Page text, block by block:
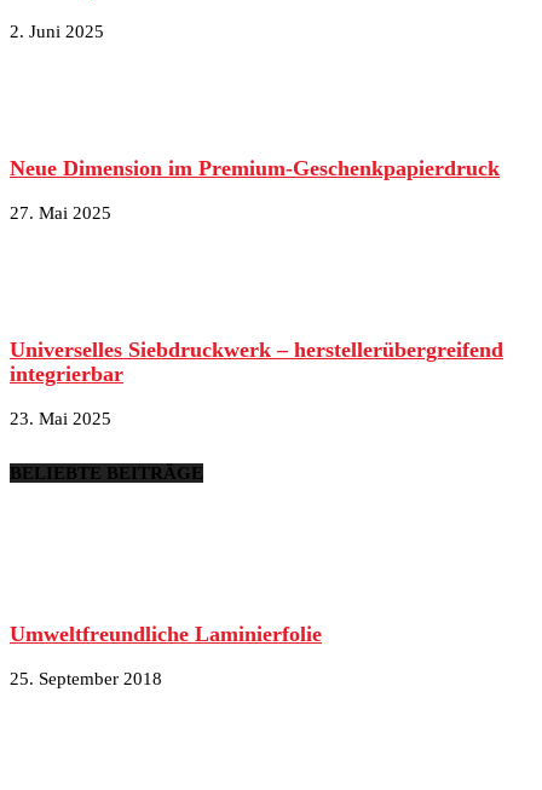
2. Juni 2025
Neue Dimension im Premium-Geschenkpapierdruck
27. Mai 2025
Universelles Siebdruckwerk – herstellerübergreifend
integrierbar
23. Mai 2025
BELIEBTE BEITRÄGE
Umweltfreundliche Laminierfolie
25. September 2018